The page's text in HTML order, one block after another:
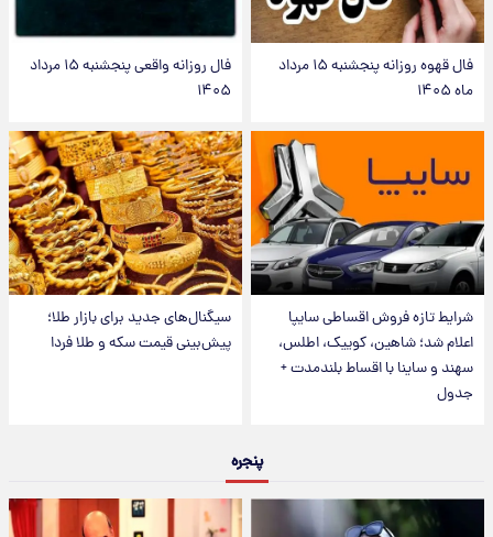
فال قهوه روزانه پنجشنبه ۱۵ مرداد
ماه ۱۴۰۵
فال روزانه واقعی پنجشنبه ۱۵ مرداد
۱۴۰۵
شرایط تازه فروش اقساطی سایپا
اعلام شد؛ شاهین، کوییک، اطلس،
سهند و ساینا با اقساط بلندمدت +
جدول
سیگنال‌های جدید برای بازار طلا؛
پیش‌بینی قیمت سکه و طلا فردا
پنجره